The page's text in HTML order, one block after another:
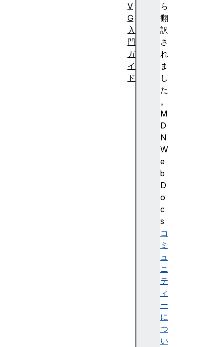
ら
翻
訳
さ
れ
ま
し
た
。
M
D
N
W
e
b
D
o
c
s
コ
ミ
ュ
ニ
テ
ィ
ー
に
つ
い
V
G
入
門
ガ
イ
ド